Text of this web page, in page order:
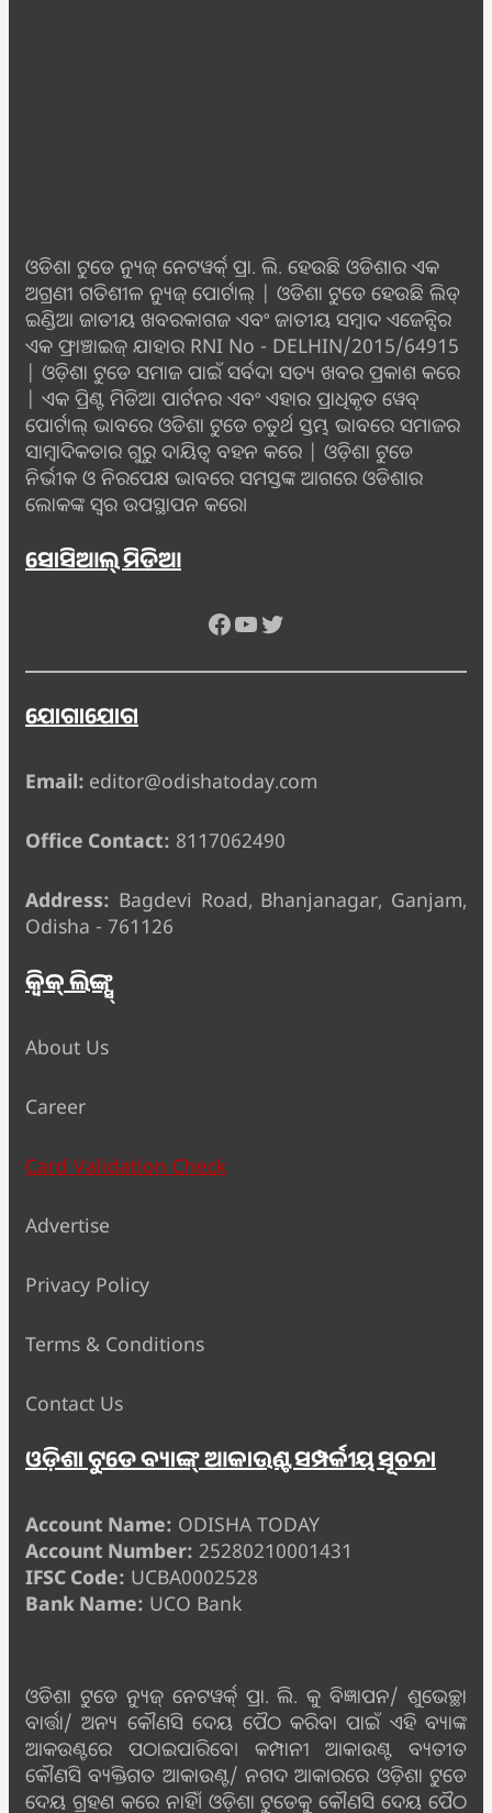
ଓଡିଶା ଟୁଡେ ନ୍ୟୁଜ୍ ନେଟୱର୍କ୍ ପ୍ରା. ଲି. ହେଉଛି ଓଡିଶାର ଏକ
ଅଗ୍ରଣୀ ଗତିଶୀଳ ନ୍ୟୁଜ୍ ପୋର୍ଟାଲ୍ | ଓଡିଶା ଟୁଡେ ହେଉଛି ଲିଡ୍
ଇଣ୍ଡିଆ ଜାତୀୟ ଖବରକାଗଜ ଏବଂ ଜାତୀୟ ସମ୍ବାଦ ଏଜେନ୍ସିର
ଏକ ଫ୍ରାଞ୍ଚାଇଜ୍ ଯାହାର RNI No - DELHIN/2015/64915
| ଓଡ଼ିଶା ଟୁଡେ ସମାଜ ପାଇଁ ସର୍ବଦା ସତ୍ୟ ଖବର ପ୍ରକାଶ କରେ
| ଏକ ପ୍ରିଣ୍ଟ ମିଡିଆ ପାର୍ଟନର ଏବଂ ଏହାର ପ୍ରାଧିକୃତ ୱେବ୍
ପୋର୍ଟାଲ୍ ଭାବରେ ଓଡିଶା ଟୁଡେ ଚତୁର୍ଥ ସ୍ତମ୍ଭ ଭାବରେ ସମାଜର
ସାମ୍ବାଦିକତାର ଗୁରୁ ଦାୟିତ୍ବ ବହନ କରେ | ଓଡ଼ିଶା ଟୁଡେ
ନିର୍ଭୀକ ଓ ନିରପେକ୍ଷ ଭାବରେ ସମସ୍ତଙ୍କ ଆଗରେ ଓଡିଶାର
ଲୋକଙ୍କ ସ୍ୱର ଉପସ୍ଥାପନ କରେ।
ସୋସିଆଲ୍ ମିଡିଆ
Facebook
YouTube
Twitter
ଯୋଗାଯୋଗ
Email: editor@odishatoday.com
Office Contact: 8117062490
Address: Bagdevi Road, Bhanjanagar, Ganjam,
Odisha - 761126
କ୍ୱିକ୍ ଲିଙ୍କ୍ସ୍
About Us
Career
Card Validation Check
Advertise
Privacy Policy
Terms & Conditions
Contact Us
ଓଡ଼ିଶା ଟୁଡେ ବ୍ୟାଙ୍କ୍ ଆକାଉଣ୍ଟ ସମ୍ପର୍କୀୟ ସୂଚନା
Account Name: ODISHA TODAY
Account Number: 25280210001431
IFSC Code: UCBA0002528
Bank Name: UCO Bank
ଓଡିଶା ଟୁଡେ ନ୍ୟୁଜ୍ ନେଟୱର୍କ୍ ପ୍ରା. ଲି. କୁ ବିଜ୍ଞାପନ/ ଶୁଭେଚ୍ଛା
ବାର୍ତ୍ତା/ ଅନ୍ୟ କୌଣସି ଦେୟ ପୈଠ କରିବା ପାଇଁ ଏହି ବ୍ୟାଙ୍କ
ଆକଉଣ୍ଟରେ ପଠାଇପାରିବେ। କମ୍ପାନୀ ଆକାଉଣ୍ଟ ବ୍ୟତୀତ
କୌଣସି ବ୍ୟକ୍ତିଗତ ଆକାଉଣ୍ଟ/ ନଗଦ ଆକାରରେ ଓଡ଼ିଶା ଟୁଡେ
ଦେୟ ଗ୍ରହଣ କରେ ନାହିଁ। ଓଡ଼ିଶା ଟୁଡେକୁ କୌଣସି ଦେୟ ପୈଠ